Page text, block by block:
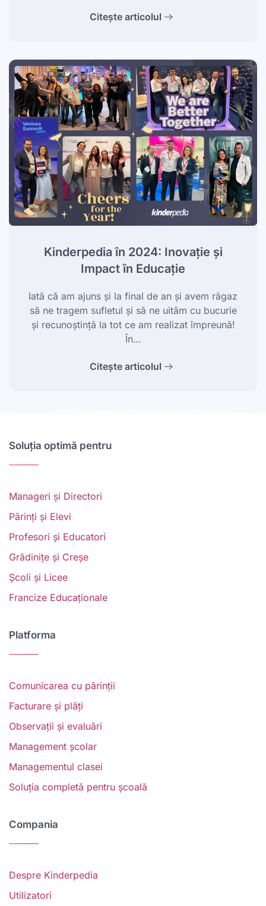
Citește articolul
Kinderpedia în 2024: Inovație și
Impact în Educație
Iată că am ajuns și la final de an și avem răgaz
să ne tragem sufletul și să ne uităm cu bucurie
și recunoștință la tot ce am realizat împreună!
În…
Citește articolul
Soluția optimă pentru
Manageri și Directori
Părinți și Elevi
Profesori și Educatori
Grădinițe și Creșe
Școli și Licee
Francize Educaționale
Platforma
Comunicarea cu părinții
Facturare și plăți
Observații și evaluări
Management școlar
Managementul clasei
Soluția completă pentru școală
Compania
Despre Kinderpedia
Utilizatori